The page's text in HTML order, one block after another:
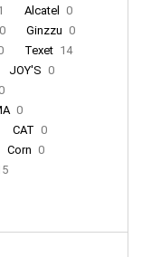
Alcatel
0
0 Ginzzu 0
Texet 14
JOY'S 0
0
CAT 0
Corn 0